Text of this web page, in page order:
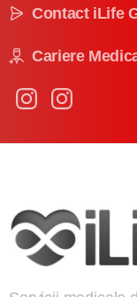
Contact iLife
Cariere